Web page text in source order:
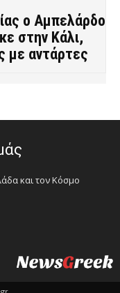
ο Αμπελάρδο
στην Κάλι,
με αντάρτες
και τον Κόσμο